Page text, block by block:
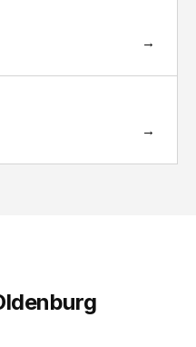
→
→